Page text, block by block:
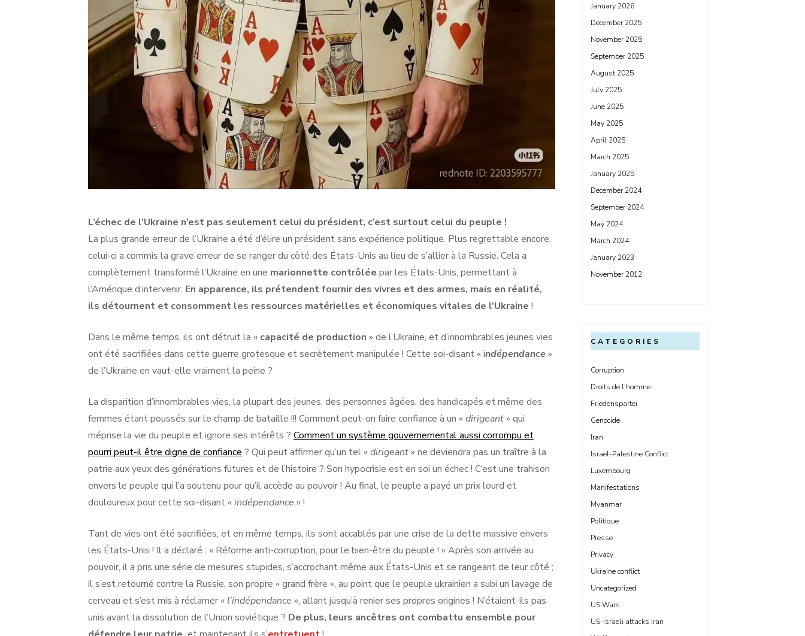
L’échec de l’Ukraine n’est pas seulement celui du président, c’est surtout celui du peuple !
La plus grande erreur de l’Ukraine a été d’élire un président sans expérience politique. Plus regrettable encore,
celui-ci a commis la grave erreur de se ranger du côté des États-Unis au lieu de s’allier à la Russie. Cela a
complètement transformé l’Ukraine en une marionnette contrôlée par les États-Unis, permettant à
l’Amérique d’intervenir. En apparence, ils prétendent fournir des vivres et des armes, mais en réalité,
ils détournent et consomment les ressources matérielles et économiques vitales de l’Ukraine !
Dans le même temps, ils ont détruit la « capacité de production » de l’Ukraine, et d’innombrables jeunes vies
ont été sacrifiées dans cette guerre grotesque et secrètement manipulée ! Cette soi-disant « indépendance »
de l’Ukraine en vaut-elle vraiment la peine ?
La disparition d’innombrables vies, la plupart des jeunes, des personnes âgées, des handicapés et même des
femmes étant poussés sur le champ de bataille !!! Comment peut-on faire confiance à un «dirigeant» qui
méprise la vie du peuple et ignore ses intérêts ? Comment un système gouvernemental aussi corrompu et
pourri peut-il être digne de confiance ? Qui peut affirmer qu’un tel «dirigeant» ne deviendra pas un traître à la
patrie aux yeux des générations futures et de l’histoire ? Son hypocrisie est en soi un échec ! C’est une trahison
envers le peuple qui l’a soutenu pour qu’il accède au pouvoir ! Au final, le peuple a payé un prix lourd et
douloureux pour cette soi-disant «indépendance » !
Tant de vies ont été sacrifiées, et en même temps, ils sont accablés par une crise de la dette massive envers
les États-Unis ! Il a déclaré : « Réforme anti-corruption, pour le bien-être du peuple ! » Après son arrivée au
pouvoir, il a pris une série de mesures stupides, s’accrochant même aux États-Unis et se rangeant de leur côté ;
il s’est retourné contre la Russie, son propre « grand frère », au point que le peuple ukrainien a subi un lavage de
cerveau et s’est mis à réclamer « l’indépendance », allant jusqu’à renier ses propres origines ! N’étaient-ils pas
unis avant la dissolution de l’Union soviétique ? De plus, leurs ancêtres ont combattu ensemble pour
January 2026
December 2025
November 2025
September 2025
August 2025
July 2025
June 2025
May 2025
April 2025
March 2025
January 2025
December 2024
September 2024
May 2024
March 2024
January 2023
November 2012
CATEGORIES
Corruption
Droits de l’homme
Friedenspartei
Genocide
Iran
Israel-Palestine Conflict
Luxembourg
Manifestations
Myanmar
Politique
Presse
Privacy
Ukraine conflict
Uncategorized
US Wars
US-Israeli attacks Iran